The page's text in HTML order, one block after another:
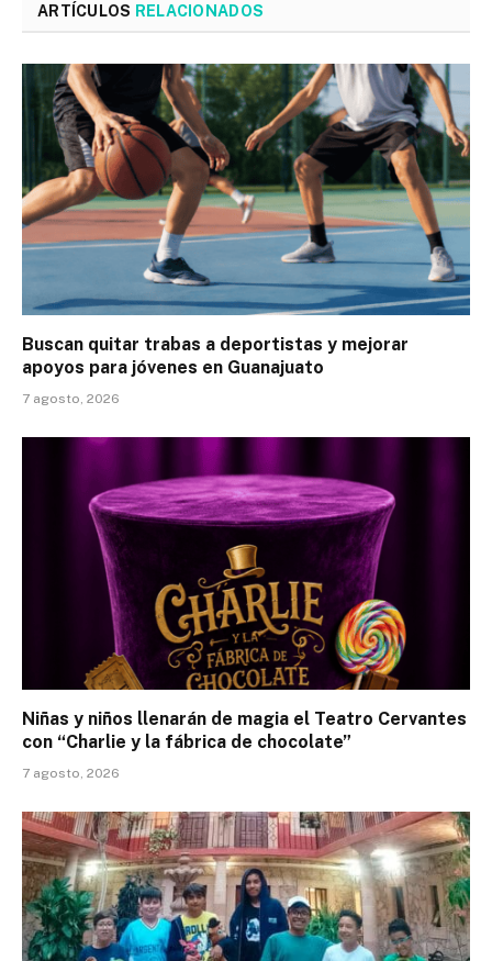
ARTÍCULOS RELACIONADOS
Buscan quitar trabas a deportistas y mejorar
apoyos para jóvenes en Guanajuato
7 agosto, 2026
Niñas y niños llenarán de magia el Teatro Cervantes
con “Charlie y la fábrica de chocolate”
7 agosto, 2026